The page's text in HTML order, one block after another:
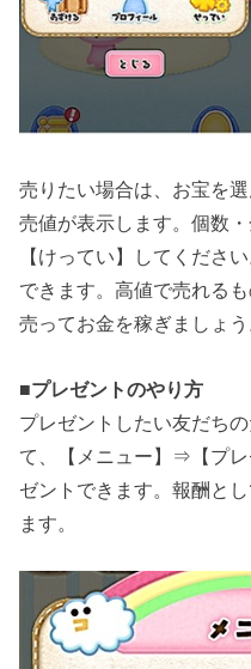
売りたい場合は、お宝を
売値が表示します。個数
【けってい】してくださ
できます。高値で売れる
売ってお金を稼ぎましょう
■プレゼントのやり方
プレゼントしたい友だち
て、【メニュー】⇒【プ
ゼントできます。報酬と
ます。